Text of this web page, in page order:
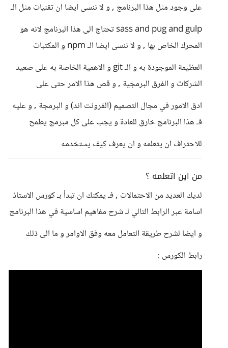
على وجود مثل هذا البرنامج , و لا ننسى ايضا ان تقنيات مثل الـ
sass and pug and gulp تحتاج الى هذا البرنامج لانه هو
المحرك الخاص بها , و لا ننسى ايضا الـ npm و المكتبات
العظيمة الموجودة به و الـ git و الاهمية الخاصة به على صعيد
الشركات و الفرق البرمجية , و قص هذا الامر حتى على
ادق الامور في مجال التصميم (الفرونت اند) و البرمجة , و عليه
فـ هذا البرنامج خارق للعادة و يجب على كل مبرمج يطمح
للاحتراف ان يتعلمه و ان يعرف كيف يستخدمه
من اين اتعلمه ؟
لديك العديد من الاحتمالات , فـ يمكنك ان تبدأ بـ كورس الاستاذ
اسامة عبر الرابط التالي لـ شرح مفاهيم اساسية في هذا البرنامج
و ايضا لشرح طريقة التعامل معه وفق الاوامر و ما الى ذلك
رابط الكورس :